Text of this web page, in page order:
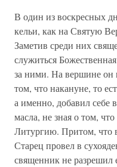
В один из воскресных
кельи, как на Святую
Заметив среди них
служиться
за ними. На вершине он
том, что накануне, то
а именно, добавил себе
масла, не зная о том,
Литургию. Притом, что
Старец провел в
священник не разрешил